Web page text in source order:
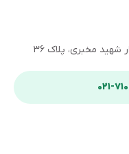
شهید مخبری، پلاک ۳۶